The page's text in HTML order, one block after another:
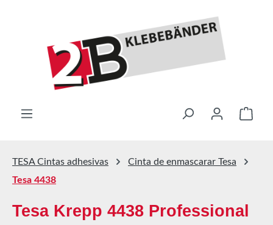
El
TESA Cintas adhesivas
Cinta de enmascarar Tesa
Tesa 4438
Tesa Krepp 4438 Professional